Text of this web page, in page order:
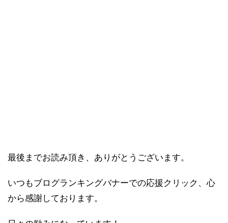
最後までお読み頂き、ありがとうございます。
いつもブログランキングバナーでの応援クリック、心
から感謝しております。